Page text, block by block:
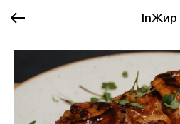
InЖир